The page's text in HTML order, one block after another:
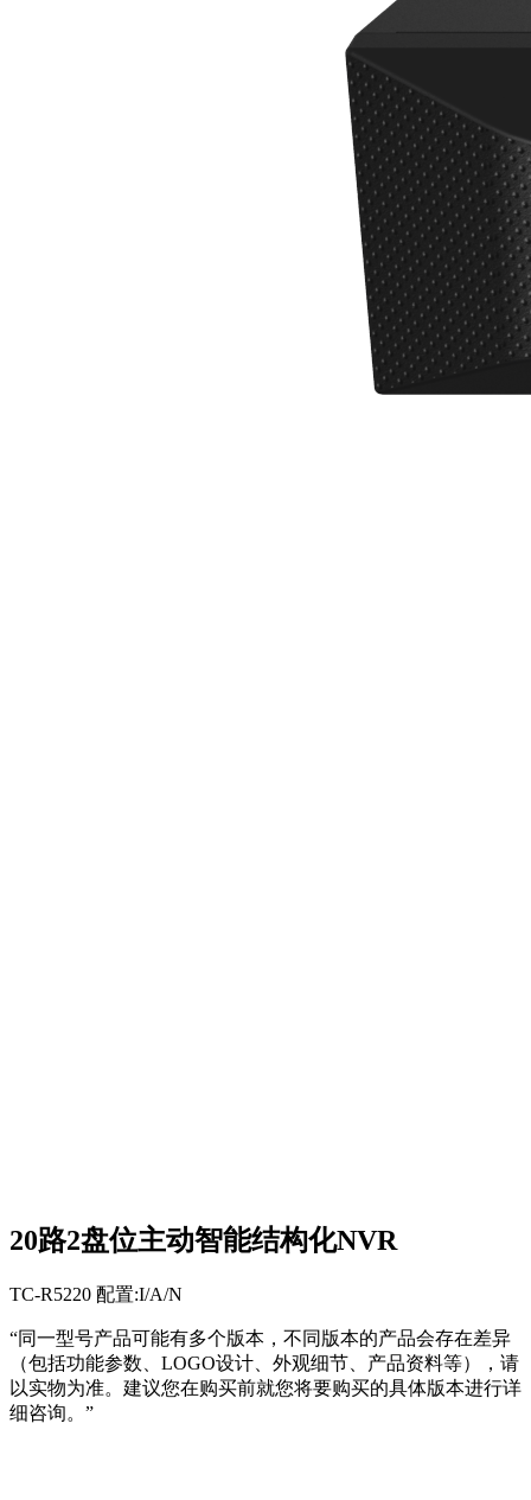
20路2盘位主动智能结构化NVR
TC-R5220 配置:I/A/N
“同一型号产品可能有多个版本，不同版本的产品会存在差异
（包括功能参数、LOGO设计、外观细节、产品资料等），请
以实物为准。建议您在购买前就您将要购买的具体版本进行详
细咨询。”